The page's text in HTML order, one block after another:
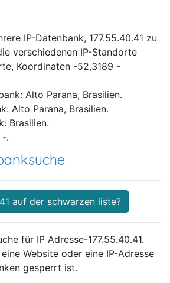
IP-Datenbank, 177.55.40.41 zu
verschiedenen IP-Standorte
Koordinaten -52,3189 -
Alto Parana, Brasilien.
Alto Parana, Brasilien.
Brasilien.
-.
auf der schwarzen liste?
für IP Adresse-177.55.40.41.
Website oder eine IP-Adresse
gesperrt ist.